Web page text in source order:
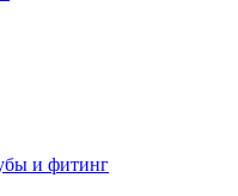
и фитинг